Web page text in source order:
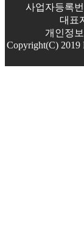
사업자등록
대표
개인정
Copyright(C)